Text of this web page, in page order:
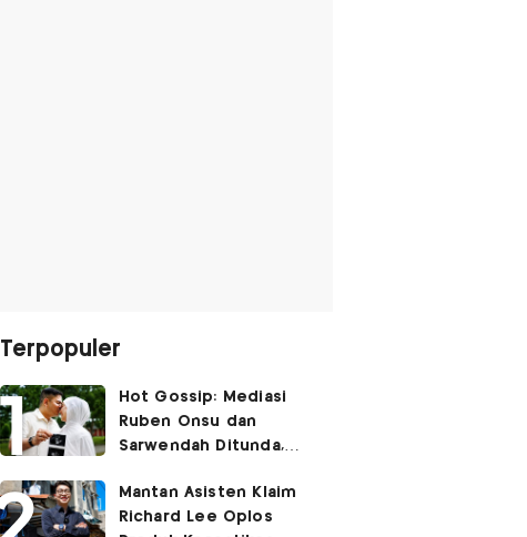
Terpopuler
Hot Gossip: Mediasi
Ruben Onsu dan
Sarwendah Ditunda,
Ketiga
Mantan Asisten Klaim
Richard Lee Oplos